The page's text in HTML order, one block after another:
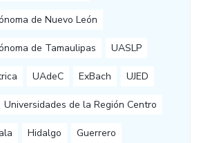
de Nuevo León
de Tamaulipas UASLP
UAdeC ExBach UJED
Universidades de la Región Centro
Hidalgo Guerrero